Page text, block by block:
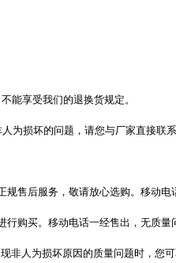
能享受我们的退换货规定。
为损坏的问题，请您与厂家直接联
规售后服务，敬请放心选购。移动
行购买。移动电话一经售出，无质量
非人为损坏原因的质量问题时，您